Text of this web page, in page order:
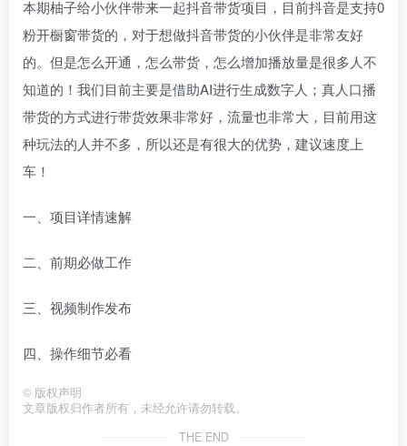
本期柚子给小伙伴带来一起抖音带货项目，目前抖音是支持0
粉开橱窗带货的，对于想做抖音带货的小伙伴是非常友好
的。但是怎么开通，怎么带货，怎么增加播放量是很多人不
知道的！我们目前主要是借助AI进行生成数字人；真人口播
带货的方式进行带货效果非常好，流量也非常大，目前用这
种玩法的人并不多，所以还是有很大的优势，建议速度上
车！
一、项目详情速解
二、前期必做工作
三、视频制作发布
四、操作细节必看
© 版权声明
文章版权归作者所有，未经允许请勿转载。
THE END